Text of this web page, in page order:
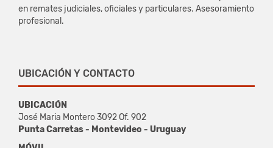
en remates judiciales, oficiales y particulares. Asesoramiento
profesional.
UBICACIÓN Y CONTACTO
UBICACIÓN
José Maria Montero 3092 Of. 902
Punta Carretas - Montevideo - Uruguay